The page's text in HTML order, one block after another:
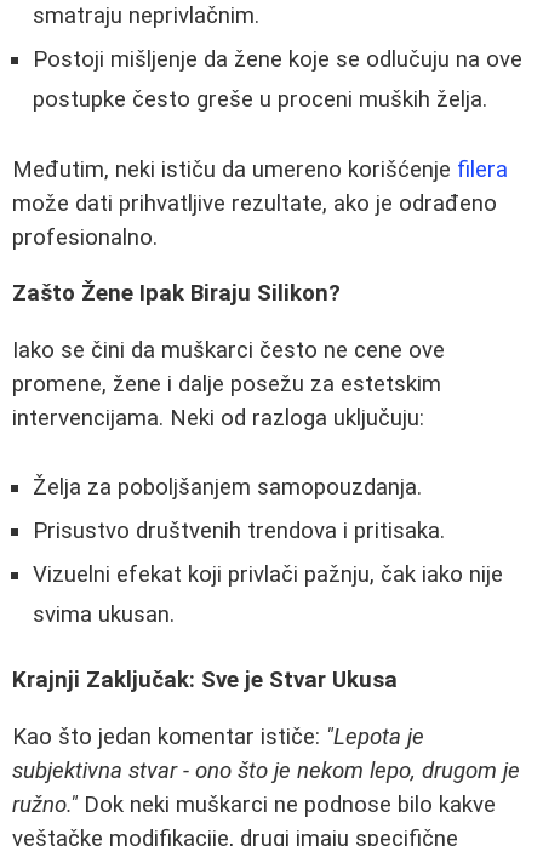
smatraju neprivlačnim.
Postoji mišljenje da žene koje se odlučuju na ove
postupke često greše u proceni muških želja.
Međutim, neki ističu da umereno korišćenje filera
može dati prihvatljive rezultate, ako je odrađeno
profesionalno.
Zašto Žene Ipak Biraju Silikon?
Iako se čini da muškarci često ne cene ove
promene, žene i dalje posežu za estetskim
intervencijama. Neki od razloga uključuju:
Želja za poboljšanjem samopouzdanja.
Prisustvo društvenih trendova i pritisaka.
Vizuelni efekat koji privlači pažnju, čak iako nije
svima ukusan.
Krajnji Zaključak: Sve je Stvar Ukusa
Kao što jedan komentar ističe: "Lepota je
subjektivna stvar - ono što je nekom lepo, drugom je
ružno." Dok neki muškarci ne podnose bilo kakve
veštačke modifikacije, drugi imaju specifične